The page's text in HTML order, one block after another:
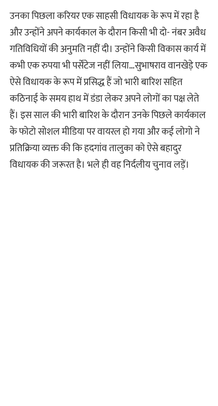
उनका पिछला करियर एक साहसी विधायक के रूप में रहा है
और उन्होंने अपने कार्यकाल के दौरान किसी भी दो- नंबर अवैध
गतिविधियों की अनुमति नहीं दी। उन्होंने किसी विकास कार्य में
कभी एक रुपया भी पर्सेंटेज नहीं लिया…सुभाषराव वानखेड़े एक
ऐसे विधायक के रूप में प्रसिद्ध हैं जो भारी बारिश सहित
कठिनाई के समय हाथ में डंडा लेकर अपने लोगों का पक्ष लेते
हैं। इस साल की भारी बारिश के दौरान उनके पिछले कार्यकाल
के फोटो सोशल मीडिया पर वायरल हो गया और कई लोगो ने
प्रतिक्रिया व्यक्त की कि हदगांव तालुका को ऐसे बहादुर
विधायक की जरूरत है। भले ही वह निर्दलीय चुनाव लड़ें।